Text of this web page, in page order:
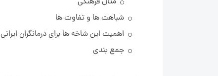
شباهت ها و تفاوت ها
اهمیت این شاخه ها برای درمانگران ایرانی
جمع بندی